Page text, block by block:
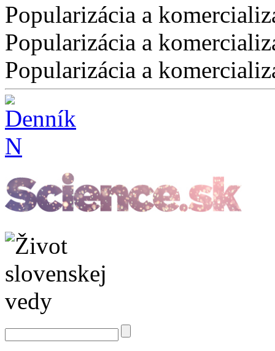
Popularizácia a
Popularizácia a
Popularizácia a